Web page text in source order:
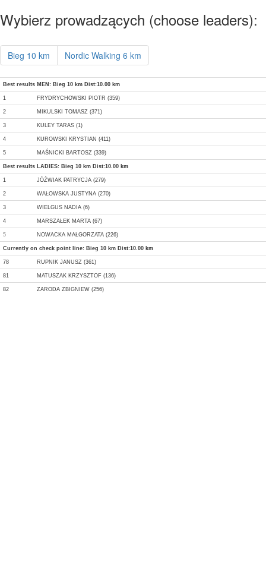
Wybierz prowadzących (choose leaders):
Bieg 10 km Nordic Walking 6 km
Best results MEN: Bieg 10 km Dist:10.00 km
1 FRYDRYCHOWSKI PIOTR (359)
2 MIKULSKI TOMASZ (371)
3 KULEY TARAS (1)
4 KUROWSKI KRYSTIAN (411)
5 MAŚNICKI BARTOSZ (339)
Best results LADIES: Bieg 10 km Dist:10.00 km
1 JÓŹWIAK PATRYCJA (279)
2 WAŁOWSKA JUSTYNA (270)
3 WIELGUS NADIA (6)
4 MARSZAŁEK MARTA (67)
5 NOWACKA MAŁGORZATA (226)
Currently on check point line: Bieg 10 km Dist:10.00 km
78 RUPNIK JANUSZ (361)
81 MATUSZAK KRZYSZTOF (136)
82 ZARODA ZBIGNIEW (256)